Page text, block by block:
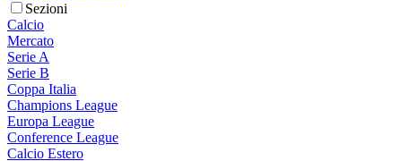
Sezioni
Calcio
Mercato
Serie A
Serie B
Coppa Italia
Champions League
Europa League
Conference League
Calcio Estero